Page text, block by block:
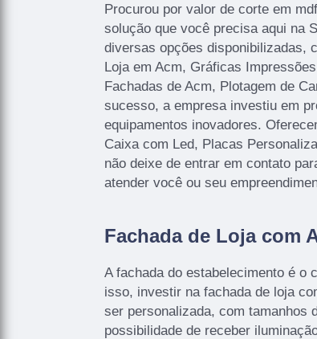
Procurou por valor de corte em
solução que você precisa aqui na
diversas opções disponibilizadas,
Loja em Acm, Gráficas
Fachadas de Acm, Plotagem de
sucesso, a empresa investiu em
equipamentos inovadores.
Caixa com Led, Placas
não deixe de entrar em contato
atender você ou seu
Fachada de Loja com
A fachada do estabelecimento é o
isso, investir na fachada de loja
ser personalizada, com tamanhos
possibilidade de receber